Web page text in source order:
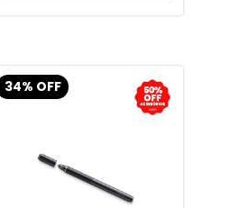
34% OFF